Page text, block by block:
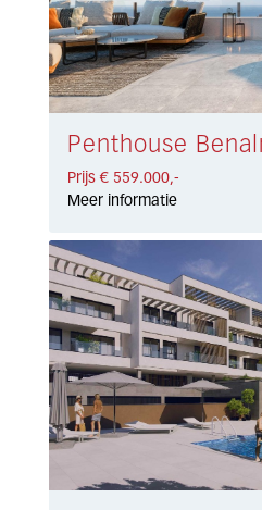
Prijs € 559.000,-
Meer informatie